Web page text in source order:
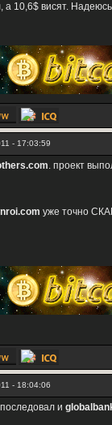
а 10,6$ висят.
- 17:03:59
. проект
уже точно
- 18:04:06
и